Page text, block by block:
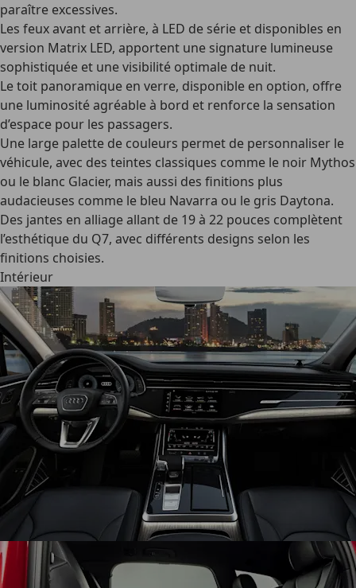
paraître excessives.
Les feux avant et arrière, à LED de série et disponibles en
version Matrix LED, apportent une signature lumineuse
sophistiquée et une visibilité optimale de nuit.
Le toit panoramique en verre, disponible en option, offre
une luminosité agréable à bord et renforce la sensation
d’espace pour les passagers.
Une large palette de couleurs permet de personnaliser le
véhicule, avec des teintes classiques comme le noir Mythos
ou le blanc Glacier, mais aussi des finitions plus
audacieuses comme le bleu Navarra ou le gris Daytona.
Des jantes en alliage allant de 19 à 22 pouces complètent
l’esthétique du Q7, avec différents designs selon les
finitions choisies.
Intérieur